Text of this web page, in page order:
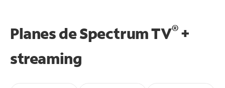
Planes de Spectrum TV®+
streaming